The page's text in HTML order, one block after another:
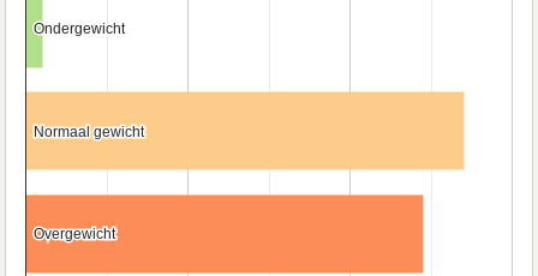
Ondergewicht
Ondergewicht
Normaal gewicht
Normaal gewicht
Overgewicht
Overgewicht